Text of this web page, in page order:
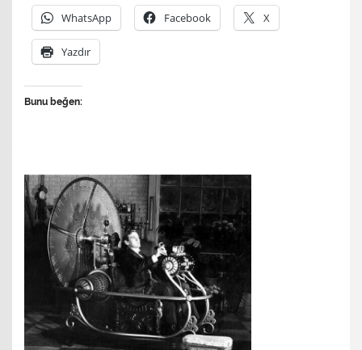
WhatsApp Facebook X
Yazdır
Bunu beğen: